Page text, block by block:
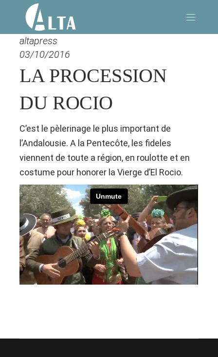
altapress
03/10/2016
LA PROCESSION
DU ROCIO
C’est le pèlerinage le plus important de
l’Andalousie. A la Pentecôte, les fideles
viennent de toute a région, en roulotte et en
costume pour honorer la Vierge d’El Rocio.